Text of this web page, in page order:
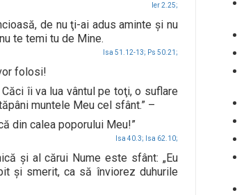
Ier 2.25;
de nu ţi-ai adus aminte şi nu
te temi tu de Mine.
Isa 51.12-13; Ps 50.21;
folosi!
îi va lua vântul pe toţi, o suflare
muntele Meu cel sfânt.” –
din calea poporului Meu!”
Isa 40.3; Isa 62.10;
şi al cărui Nume este sfânt: „Eu
şi smerit, ca să înviorez duhurile